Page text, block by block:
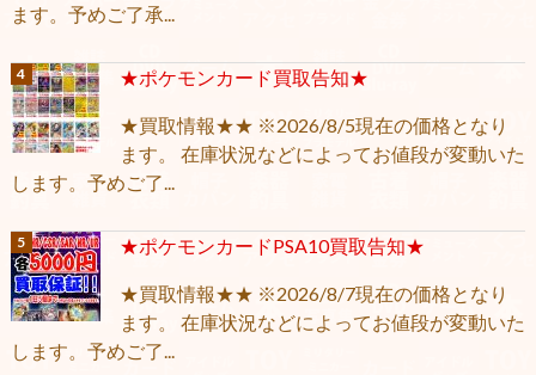
ます。予めご了承...
★ポケモンカード買取告知★
★買取情報★★ ※2026/8/5現在の価格となり
ます。 在庫状況などによってお値段が変動いた
します。予めご了...
★ポケモンカードPSA10買取告知★
★買取情報★★ ※2026/8/7現在の価格となり
ます。 在庫状況などによってお値段が変動いた
します。予めご了...